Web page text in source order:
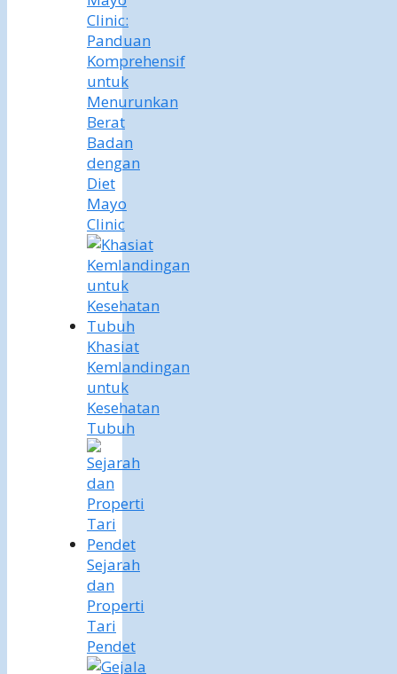
Clinic:
Panduan
Komprehensif
untuk
Menurunkan
Berat
Badan
dengan
Diet
Mayo
Clinic
Khasiat
Kemlandingan
untuk
Kesehatan
Tubuh
Sejarah
dan
Properti
Tari
Pendet